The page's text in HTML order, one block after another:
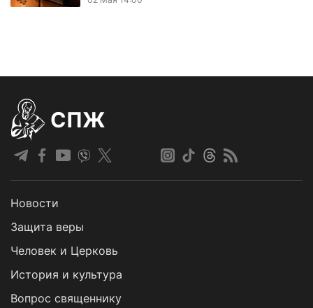
СПЖ
Новости
Защита веры
Человек и Церковь
История и культура
Вопрос священнику